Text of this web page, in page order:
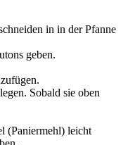
in in der Pfanne
geben.
Sobald sie oben
(Paniermehl) leicht